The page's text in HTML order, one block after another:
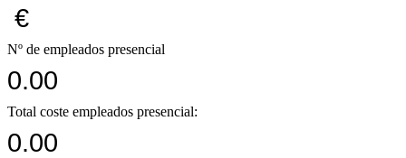
€
Nº de empleados presencial
0.00
Total coste empleados presencial:
0.00